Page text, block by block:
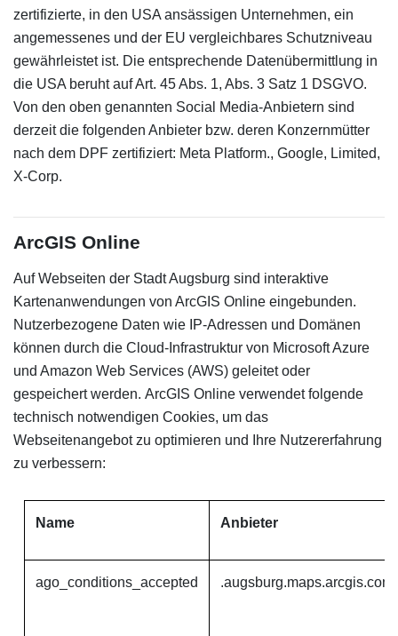
zertifizierte, in den USA ansässigen Unternehmen, ein
angemessenes und der EU vergleichbares Schutzniveau
gewährleistet ist. Die entsprechende Datenübermittlung in
die USA beruht auf Art. 45 Abs. 1, Abs. 3 Satz 1 DSGVO.
Von den oben genannten Social Media-Anbietern sind
derzeit die folgenden Anbieter bzw. deren Konzernmütter
nach dem DPF zertifiziert: Meta Platform., Google, Limited,
X-Corp.
ArcGIS Online
Auf Webseiten der Stadt Augsburg sind interaktive
Kartenanwendungen von ArcGIS Online eingebunden.
Nutzerbezogene Daten wie IP-Adressen und Domänen
können durch die Cloud-Infrastruktur von Microsoft Azure
und Amazon Web Services (AWS) geleitet oder
gespeichert werden. ArcGIS Online verwendet folgende
technisch notwendigen Cookies, um das
Webseitenangebot zu optimieren und Ihre Nutzererfahrung
zu verbessern:
Name Anbieter
ago_conditions_accepted .augsburg.maps.arcgis.com